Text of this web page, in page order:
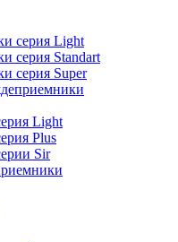
серия Light
серия Standart
серия Super
Light
Plus
Sir